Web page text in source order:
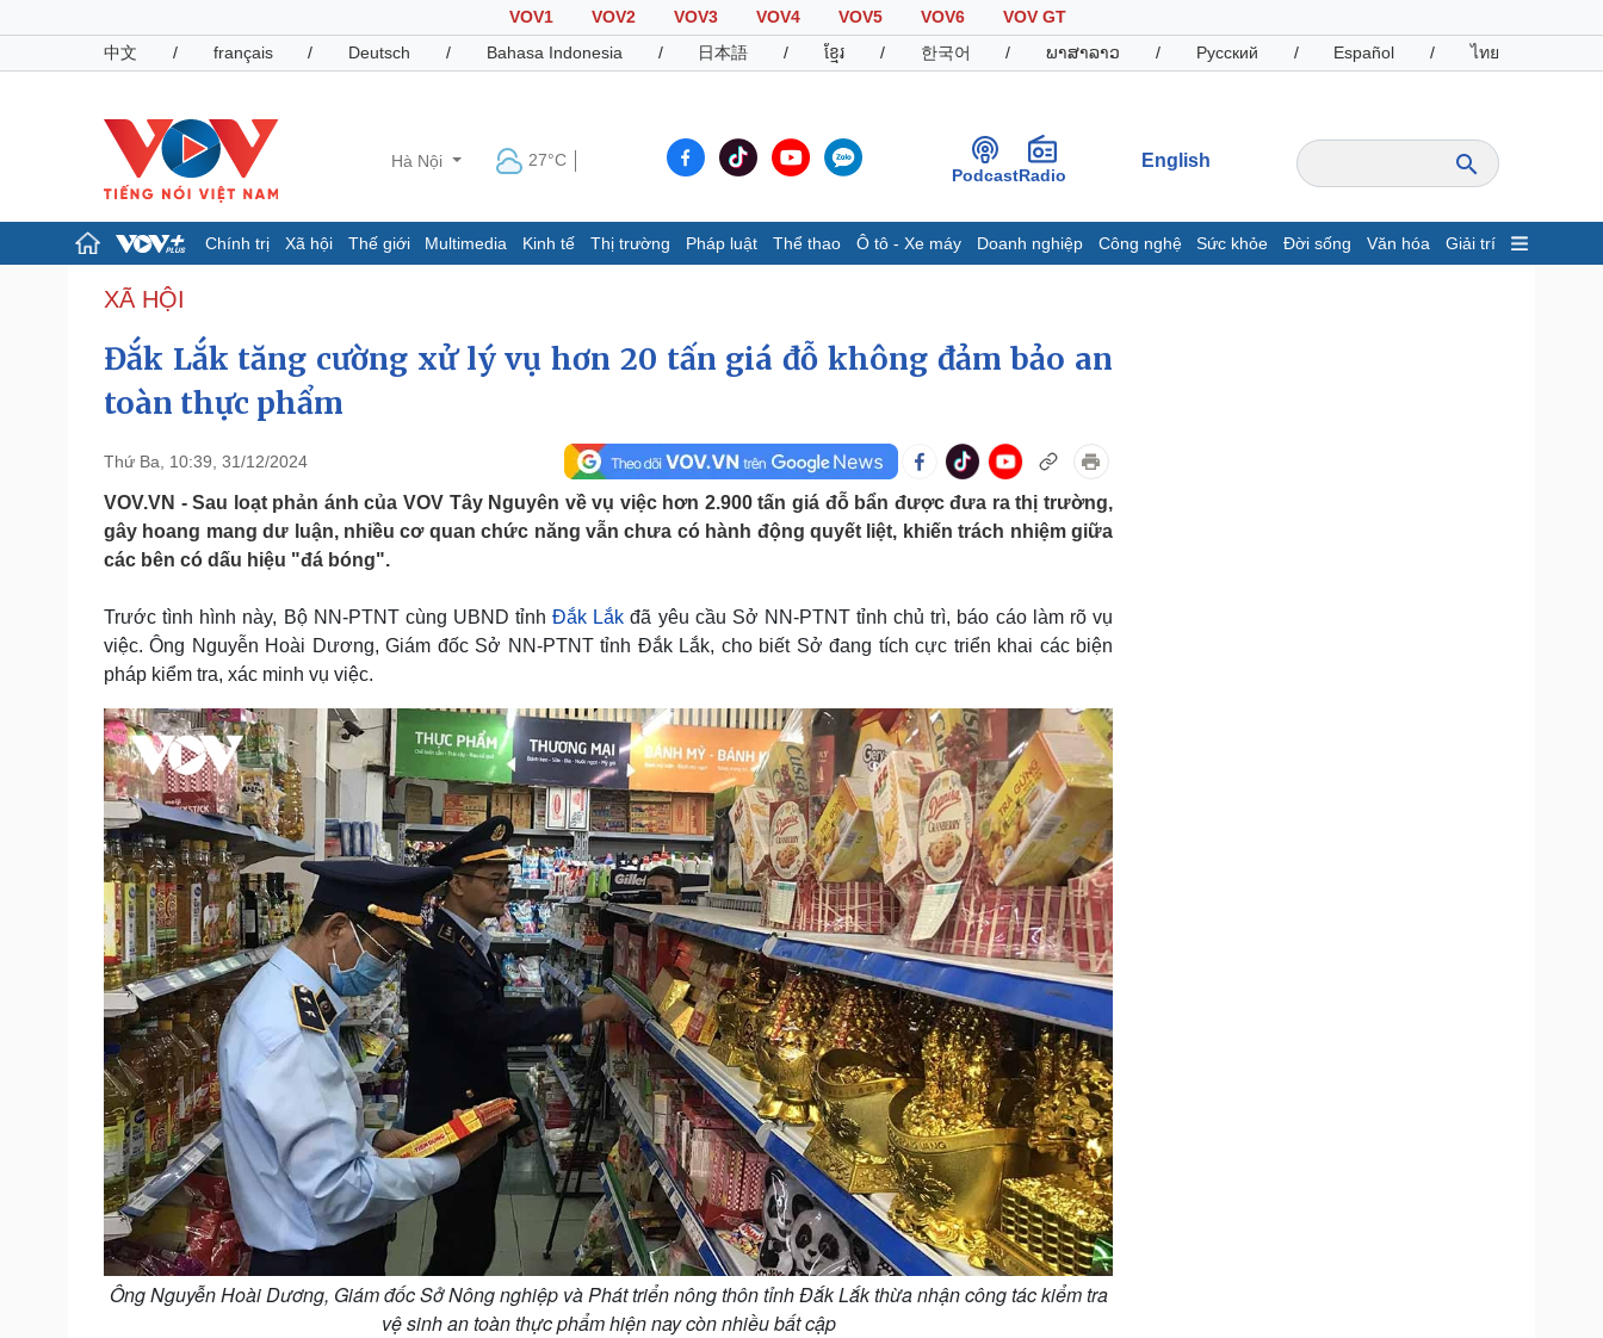
VOV1 VOV2 VOV3 VOV4 VOV5 VOV6
VOV GT
中文
/ français / Deutsch / Bahasa Indonesia / 日本語 / ខ្មែរ / 한국어 / ພາສາລາວ / Русский / Español / ไทย
Hà Nội 27°C
PodcastRadio
English
Chính trị Xã hội Thế giới Multimedia Kinh tế Thị trường Pháp luật Thể thao Ô tô - Xe máy Doanh nghiệp Công nghệ Sức khỏe Đời sống Văn hóa Giải trí
Chính trị
Tổ chức nhân sự
Quốc hội
Nhận diện sự thật
Dự báo thời tiết
Giáo dục
Cuộc sống đó đây
Hồ sơ
Ảnh
E-Magazine
Khởi nghiệp
Pháp luật
Vụ án
Tin nóng
Tư vấn luật
Quân sự - Quốc phòng
Vũ khí
Việt Nam
Phân tích
Thể thao
Bóng đá
Hậu trường
Ô tô - Xe máy
Ô tô
Xe máy
Doanh nghiệp
Thông tin doanh nghiệp
Doanh nghiệp 24h
Sức khỏe
Cây thuốc
Sản phụ khoa
Nhi khoa
Nam khoa
Làm đẹp - giảm cân
Phòng mạch online
Ăn sạch sống khỏe
Đời sống
Blog
Tình yêu - Gia đình
Văn học
Âm nhạc
Di sản
Thời trang
Sao Việt
Săn Tour
check-in
Cải chính
XÃ HỘI
Đắk Lắk tăng cường xử lý vụ hơn 20 tấn giá đỗ không đảm bảo an
toàn thực phẩm
Thứ Ba, 10:39, 31/12/2024
VOV.VN - Sau loạt phản ánh của VOV Tây Nguyên về vụ việc hơn 2.900 tấn giá đỗ bẩn được đưa ra thị trường,
gây hoang mang dư luận, nhiều cơ quan chức năng vẫn chưa có hành động quyết liệt, khiến trách nhiệm giữa
các bên có dấu hiệu "đá bóng".
Trước tình hình này, Bộ NN-PTNT cùng UBND tỉnhĐắk Lắkđã yêu cầu Sở NN-PTNT tỉnh chủ trì, báo cáo làm rõ vụ
việc. Ông Nguyễn Hoài Dương, Giám đốc Sở NN-PTNT tỉnh Đắk Lắk, cho biết Sở đang tích cực triển khai các biện
pháp kiểm tra, xác minh vụ việc.
Ông Nguyễn Hoài Dương, Giám đốc Sở Nông nghiệp và Phát triển nông thôn tỉnh Đắk Lắk thừa nhận công tác kiểm tra
vệ sinh an toàn thực phẩm hiện nay còn nhiều bất cập